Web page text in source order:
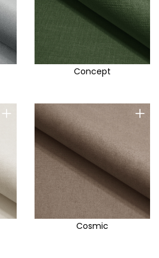
Concept
+ +
Cosmic